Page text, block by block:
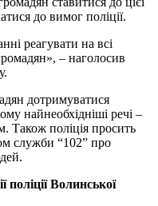
до вимог поліції.
реагувати на всі
– наголосив
дотримуватися
найнеобхідніші речі –
Також поліція просить
служби “102” про
поліції Волинської